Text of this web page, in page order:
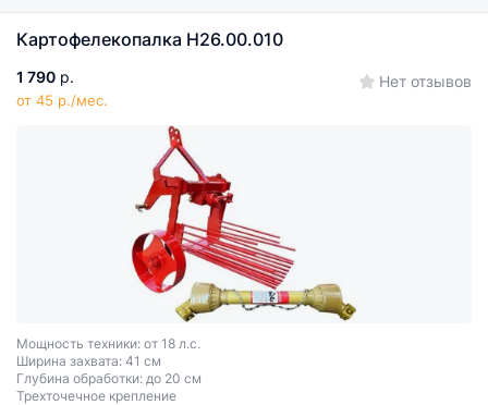
Картофелекопалка Н26.00.010
1 790 р.
от 45 р./мес.
Нет отзывов
Мощность техники: от 18 л.с.
Ширина захвата: 41 см
Глубина обработки: до 20 см
Трехточечное крепление